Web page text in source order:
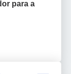
para a